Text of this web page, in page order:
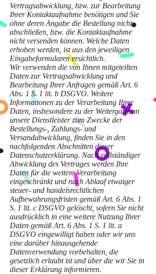
Vertragsabwicklung, bzw. zur Bearbeitung
Ihrer Kontaktaufnahme benötigen und Sie
ohne deren Angabe die Bestellung nicht
abschließen, bzw. die Kontaktaufnahme
nicht versenden können. Welche Daten
erhoben werden, ist aus den jeweiligen
Eingabeformularen ersichtlich.
Wir verwenden die von Ihnen mitgeteilten
Daten zur Vertragsabwicklung und
Bearbeitung Ihrer Anfragen gemäß Art. 6
Abs. 1 S. 1 lit. b DSGVO. Weitere
Informationen zu der Verarbeitung Ihrer
Daten, insbesondere zu der Weitergabe an
unsere Dienstleister zum Zwecke der
Bestellungs-, Zahlungs- und
Versandabwicklung, finden Sie in den
nachfolgenden Abschnitten dieser
Datenschutzerklärung. Nach vollständiger
Abwicklung des Vertrages werden Ihre
Daten für die weitere Verarbeitung
eingeschränkt und nach Ablauf etwaiger
steuer- und handelsrechtlichen
Aufbewahrungsfristen gemäß Art. 6 Abs. 1
S. 1 lit. c DSGVO gelöscht, sofern Sie nicht
ausdrücklich in eine weitere Nutzung Ihrer
Daten gemäß Art. 6 Abs. 1 S. 1 lit. a
DSGVO eingewilligt haben oder wir uns
eine darüber hinausgehende
Datenverwendung vorbehalten, die
gesetzlich erlaubt ist und über die wir Sie in
dieser Erklärung informieren.